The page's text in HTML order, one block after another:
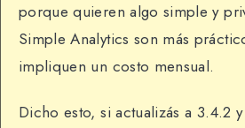
porque quieren algo simple y
Simple Analytics son más
impliquen un costo mensual.
Dicho esto, si actualizás a 3.4.2